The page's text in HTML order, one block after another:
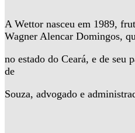
A Wettor nasceu em 1989,
Wagner Alencar Domingos,
no estado do Ceará, e de seu
de
Souza, advogado e